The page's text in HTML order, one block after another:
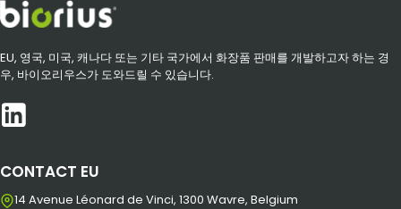
EU, 영국, 미국, 캐나다 또는 기타 국가에서 화장품 판매를 개발하고자 하는 경
우, 바이오리우스가 도와드릴 수 있습니다.
CONTACT EU
14 Avenue Léonard de Vinci, 1300 Wavre, Belgium